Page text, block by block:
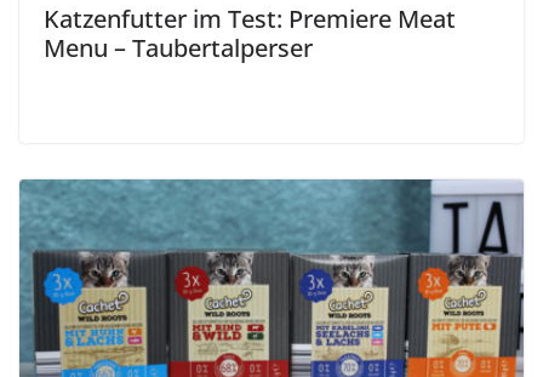
Katzenfutter im Test: Premiere Meat
Menu – Taubertalperser